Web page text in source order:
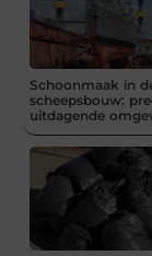
Schoonmaak in
scheepsbouw:
uitdagende